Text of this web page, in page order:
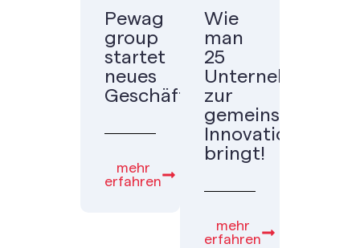
Pewag
group
startet
neues
Geschäftsfeld
mehr
erfahren
Wie
man
25
Unternehmen
zur
gemeinsamen
Innovation
bringt!
mehr
erfahren